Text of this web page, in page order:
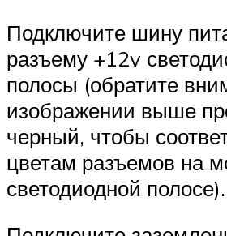
Подключите шину
разъему +12v
полосы (обратите
изображении выше
черный, чтобы
цветам разъемов на
светодиодной